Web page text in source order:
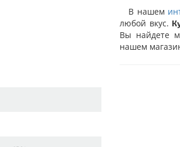
В нашем
любой вкус.
Вы найдете
нашем